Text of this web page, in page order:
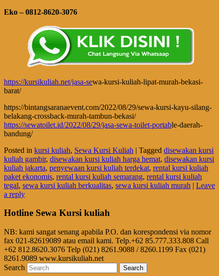
Eko – 0812-8620-3076
https://kursikuliah.net/jasa-sewa-kursi-kuliah-lipat-murah-bekasi-
barat/
https://bintangsaranaevent.com/2022/08/29/sewa-kursi-kayu-silang-
belakang-crossback-murah-tambun-bekasi/
https://sewatoilet.id/2022/08/29/jasa-sewa-toilet-portable-daerah-
bandung/
Posted in kursi kuliah, Sewa Kursi Kuliah | Tagged disewakan kursi
kuliah gambir, disewakan kursi kuliah harga hemat, disewakan kursi
kuliah jakarta, penyewaan kursi kuliah terdekat, rental kursi kuliah
paket ekonomis, rental kursi kuliah semarang, rental kursi kuliah
tegal, sewa kursi kuliah berkualitas, sewa kursi kuliah murah | Leave
a reply
Hotline Sewa Kursi kuliah
NB: kami sangat senang apabila P.O. dan korespondensi via nomor
fax 021-82619089 atau email kami. Telp.+62 85.777.333.808 Call
+62 812.8620.3076 Telp (021) 8261.9088 / 8260.1199 Fax (021)
8261.9089 www.kursikuliah.net
Search